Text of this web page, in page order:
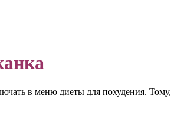
в меню диеты для похудения.